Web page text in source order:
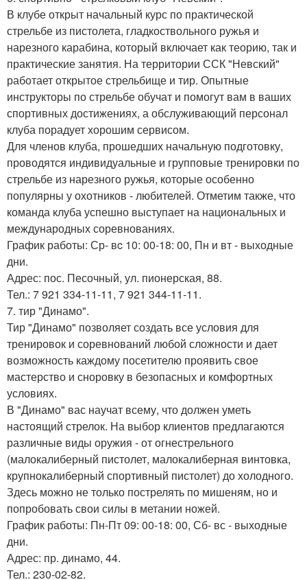
В клубе открыт начальный курс по практической
стрельбе из пистолета, гладкоствольного ружья и
нарезного карабина, который включает как теорию, так и
практические занятия. На территории ССК "Невский"
работает открытое стрельбище и тир. Опытные
инструкторы по стрельбе обучат и помогут вам в ваших
спортивных достижениях, а обслуживающий персонал
клуба порадует хорошим сервисом.
Для членов клуба, прошедших начальную подготовку,
проводятся индивидуальные и групповые тренировки по
стрельбе из нарезного ружья, которые особенно
популярны у охотников - любителей. Отметим также, что
команда клуба успешно выступает на национальных и
международных соревнованиях.
График работы: Ср- вc 10: 00-18: 00, Пн и вт - выходные
дни.
Адрес: пос. Песочный, ул. пионерская, 88.
Тел.: 7 921 334-11-11, 7 921 344-11-11.
7. тир "Динамо".
Тир "Динамо" позволяет создать все условия для
тренировок и соревнований любой сложности и дает
возможность каждому посетителю проявить свое
мастерство и сноровку в безопасных и комфортных
условиях.
В "Динамо" вас научат всему, что должен уметь
настоящий стрелок. На выбор клиентов предлагаются
различные виды оружия - от огнестрельного
(малокалиберный пистолет, малокалиберная винтовка,
крупнокалиберный спортивный пистолет) до холодного.
Здесь можно не только пострелять по мишеням, но и
попробовать свои силы в метании ножей.
График работы: Пн-Пт 09: 00-18: 00, Сб- вс - выходные
дни.
Адрес: пр. динамо, 44.
Тел.: 230-02-82.